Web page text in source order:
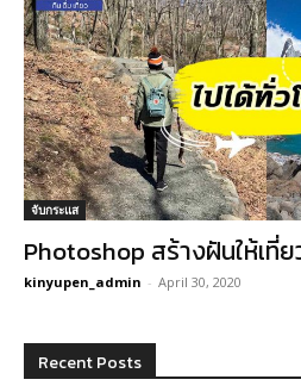
จับกระแส
Photoshop สร้างฝันให้เที่
kinyupen_admin - April 30, 2020
Recent Posts